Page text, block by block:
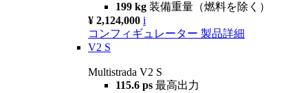
199 kg 装備重量（燃料を除く）
¥ 2,124,000 i
コンフィギュレーター 製品詳細
V2 S
Multistrada V2 S
115.6 ps 最高出力